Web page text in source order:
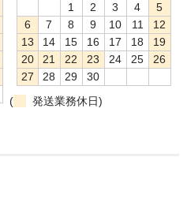
1
2 3 4
5
6
7 8 9 10 11
12
13
14 15 16 17 18
19
20
21 22 23 24 25
26
27
28 29
30
(
発送業務休日)